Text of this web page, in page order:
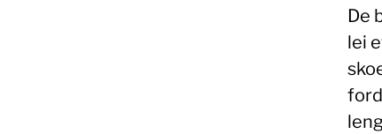
De
lei